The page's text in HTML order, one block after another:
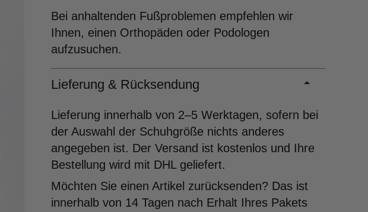
Bei anhaltenden Fußproblemen empfehlen wir
Ihnen, einen Orthopäden oder Podologen
aufzusuchen.
Lieferung & Rücksendung
Lieferung innerhalb von 2–5 Werktagen, sofern bei
der Auswahl der Schuhgröße nichts anderes
angegeben ist. Der Versand ist kostenlos und Ihre
Bestellung wird mit DHL geliefert.
Möchten Sie einen Artikel zurücksenden? Das ist
innerhalb von 14 Tagen nach Erhalt Ihres Pakets